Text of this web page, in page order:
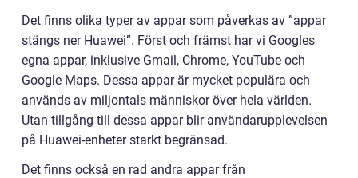
Det finns olika typer av appar som påverkas av ”appar
stängs ner Huawei”. Först och främst har vi Googles
egna appar, inklusive Gmail, Chrome, YouTube och
Google Maps. Dessa appar är mycket populära och
används av miljontals människor över hela världen.
Utan tillgång till dessa appar blir användarupplevelsen
på Huawei-enheter starkt begränsad.
Det finns också en rad andra appar från